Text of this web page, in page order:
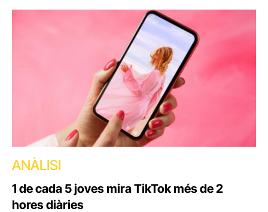
ANÀLISI
1 de cada 5 joves mira TikTok més de 2
hores diàries